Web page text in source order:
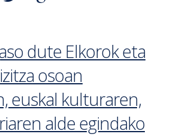
dute Elkorok eta
osoan
euskal kulturaren,
alde egindako